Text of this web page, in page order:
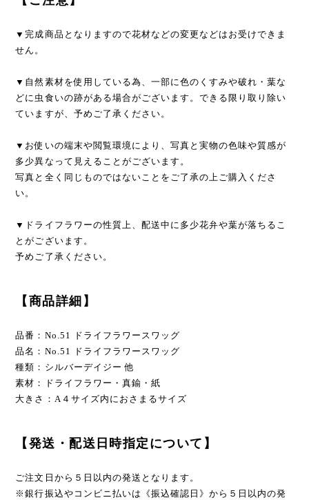
▼完成商品となりますので花材などの変更などはお受けできま
せん。
▼自然素材を使用している為、一部に色のくすみや破れ・葉な
どに虫食いの跡がある場合がございます。できる限り取り除い
ていますが、予めご了承ください。
▼お使いの端末や閲覧環境により、写真と実物の色味や質感が
多少異なって見えることがございます。
写真と全く同じものではないことをご了承の上ご購入くださ
い。
▼ドライフラワーの性質上、配送中に多少花弁や葉が落ちるこ
とがございます。
予めご了承ください。
【商品詳細】
品番：No.51 ドライフラワースワッグ
品名：No.51 ドライフラワースワッグ
種類：シルバーデイジー 他
素材：ドライフラワー・真鍮・紙
大きさ：A４サイズ内におさまるサイズ
【発送・配送日時指定について】
ご注文日から５日以内の発送となります。
※銀行振込やコンビニ払いは《振込確認日》から５日以内の発